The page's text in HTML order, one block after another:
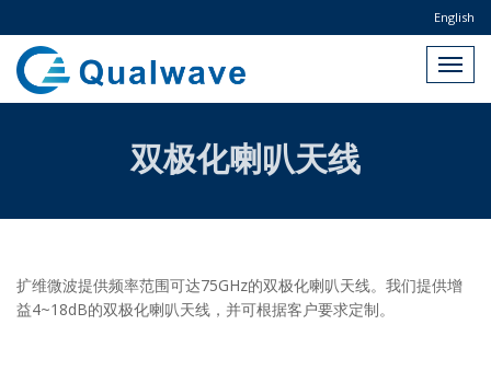
English
双极化喇叭天线
扩维微波提供频率范围可达75GHz的双极化喇叭天线。我们提供增
益4~18dB的双极化喇叭天线，并可根据客户要求定制。